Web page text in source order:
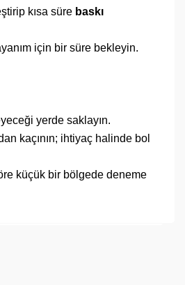
kısa süre baskı
için bir süre bekleyin.
yerde saklayın.
kaçının; ihtiyaç halinde bol
küçük bir bölgede deneme